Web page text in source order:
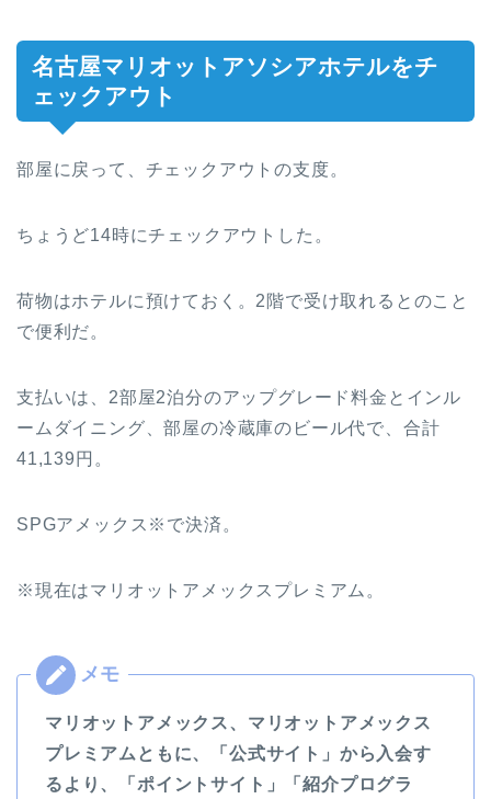
名古屋マリオットアソシアホテルをチ
ェックアウト
部屋に戻って、チェックアウトの支度。
ちょうど14時にチェックアウトした。
荷物はホテルに預けておく。2階で受け取れるとのこと
で便利だ。
支払いは、2部屋2泊分のアップグレード料金とインル
ームダイニング、部屋の冷蔵庫のビール代で、合計
41,139円。
SPGアメックス※で決済。
※現在はマリオットアメックスプレミアム。
マリオットアメックス、マリオットアメックス
プレミアムともに、「公式サイト」から入会す
るより、「ポイントサイト」「紹介プログラ